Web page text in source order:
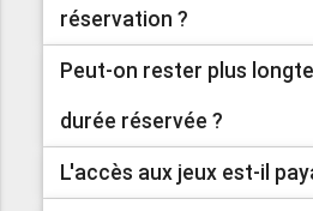
réservation ?
Peut-on rester plus
durée réservée ?
L'accès aux jeux est-il